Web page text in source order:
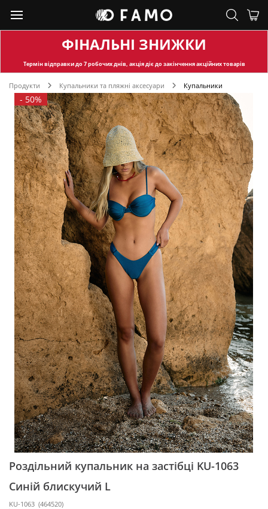
ФІНАЛЬНІ ЗНИЖКИ
Термін відправкидо 7 робочих днів, акція діє до закінчення акційних товарів
Продукти Купальники та пляжні аксесуари Купальники
- 50%
Роздільний купальник на застібці KU-1063
Синій блискучий L
KU-1063 (464520)